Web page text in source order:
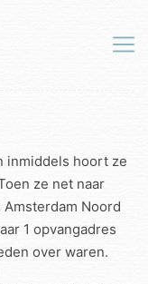
inmiddels hoort ze
ze net naar
Noord
1 opvangadres
over waren.